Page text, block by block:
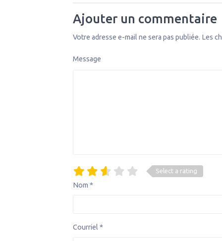
Ajouter un commentaire
Votre adresse e-mail ne sera pas publiée. Les
Message
Select a rating
Nom *
Courriel *